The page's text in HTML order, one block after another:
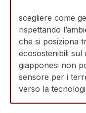
scegliere come
rispettando
che si posiziona
ecosostenibili sul
giapponesi non
sensore per i
verso la